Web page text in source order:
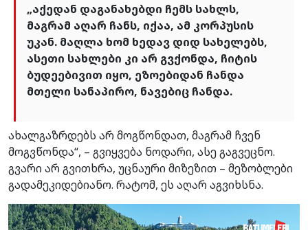
„აქედან დაგანახებდი ჩემს სახლს,
მაგრამ აღარ ჩანს, იქაა, ამ კორპუსის
უკან. მაღლა ხომ ხედავ დიდ სახელებს,
ასეთი სახლები კი არ გვქონდა, ჩიტის
ბუდეებივით იყო, ეზოებიდან ჩანდა
მთელი სანაპირო, ნავებიც ჩანდა.
ახალგაზრდებს არ მოგწონდათ, მაგრამ ჩვენ
მოგვწონდა“, – გვიყვება ნოდარი, ასე გაგვეცნო.
გვარი არ გვითხრა, უცნაური მიზეზით – მეზობლები
გადამეკიდებიანო. რატომ, ეს აღარ აგვიხსნა.